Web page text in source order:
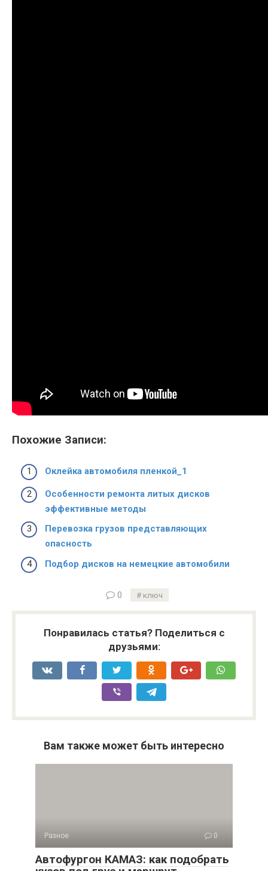
Похожие Записи:
Оклейка автомобиля пленкой_1
Особенности ремонта литых дисков
эффективные методы
Перевозка грузов представляющих
опасность
Подбор дисков на немецкие автомобили
0 ключ
Понравилась статья? Поделиться с
друзьями:
Вам также может быть интересно
Разное 0
Автофургон КАМАЗ: как подобрать